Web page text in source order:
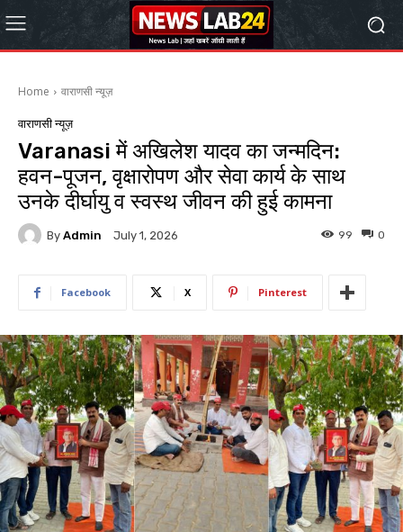
Home वाराणसी न्यूज़
वाराणसी न्यूज़
Varanasi में अखिलेश यादव का जन्मदिन:
हवन-पूजन, वृक्षारोपण और सेवा कार्य के साथ
उनके दीर्घायु व स्वस्थ जीवन की हुई कामना
By Admin July 1, 2026 0
99
Facebook X Pinterest